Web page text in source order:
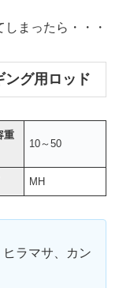
まったら・・・
ング用ロッド
重
10～50
MH
ラマサ、カン